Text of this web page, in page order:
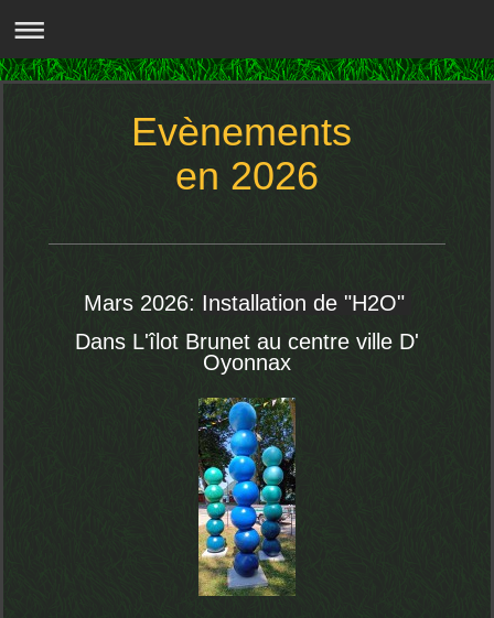
Evènements
en 2026
Mars 2026: Installation de "H2O"
Dans L'îlot Brunet au centre ville D'
Oyonnax